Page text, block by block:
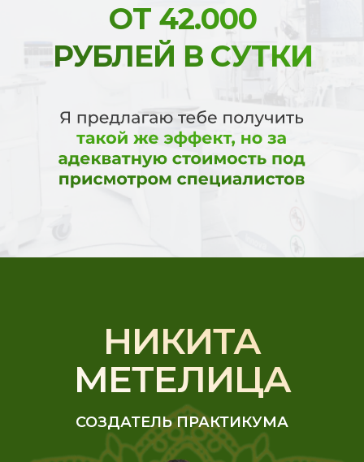
ОТ 42.000
РУБЛЕЙ В СУТКИ
НИКИТА
МЕТЕЛИЦА
СОЗДАТЕЛЬ ПРАКТИКУМА